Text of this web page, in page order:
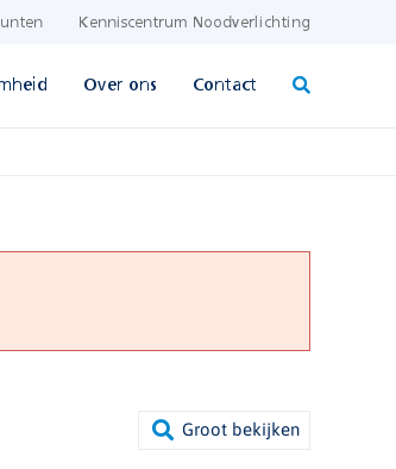
Kenniscentrum Noodverlichting
Over ons Contact